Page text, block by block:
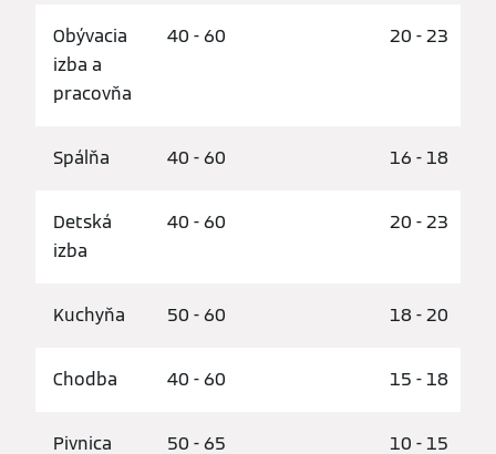
Obývacia
izba a
pracovňa
40 - 60 20 - 23
Spálňa 40 - 60 16 - 18
Detská
izba
40 - 60 20 - 23
Kuchyňa 50 - 60 18 - 20
Chodba 40 - 60 15 - 18
Pivnica 50 - 65 10 - 15